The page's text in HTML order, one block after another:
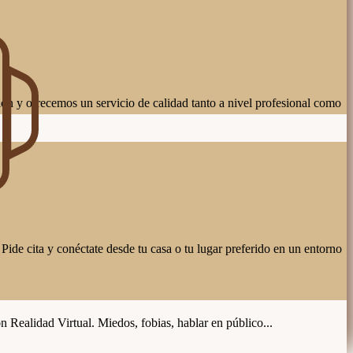
y ofrecemos un servicio de calidad tanto a nivel profesional como
Realidad Virtual. Miedos, fobias, hablar en público...
cita y conéctate desde tu casa o tu lugar preferido en un entorno